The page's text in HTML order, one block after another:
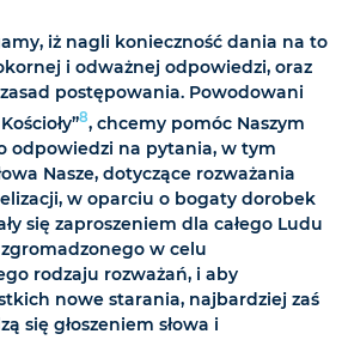
iż nagli konieczność dania na to
i odważnej odpowiedzi, oraz
postępowania. Powodowani
8, chcemy pomóc Naszym
odpowiedzi na pytania, w tym
Nasze, dotyczące rozważania
w oparciu o bogaty dorobek
się zaproszeniem dla całego Ludu
w celu
rodzaju rozważań, i aby
nowe starania, najbardziej zaś
się głoszeniem słowa i